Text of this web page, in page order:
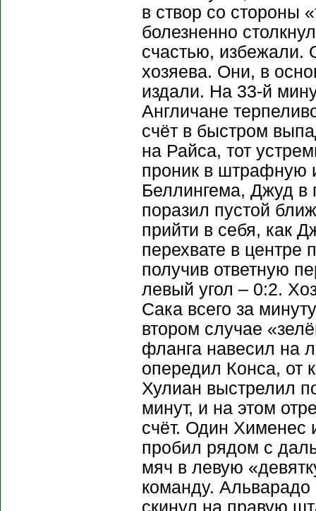
в створ со стороны
болезненно
счастью, избежали.
хозяева. Они, в
издали. На 33-й
Англичане
счёт в быстром
на Райса, тот
проник в штрафную
Беллингема, Джуд в
поразил пустой
прийти в себя, как
перехвате в центре
получив ответную
левый угол – 0:2.
Сака всего за
втором случае
фланга навесил на
опередил Конса, от
Хулиан выстрелил
минут, и на этом
счёт. Один Хименес
пробил рядом с
мяч в левую
команду. Альварадо
скинул на правую